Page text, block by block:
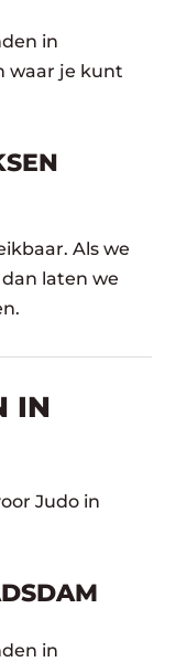
in
waar je kunt
Als we
laten we
IN
Judo in
in